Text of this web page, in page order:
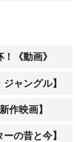
《動画》
ャングル】
作映画】
の昔と今】